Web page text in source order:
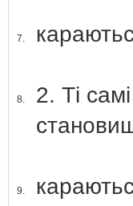
7.
8.
2. Ті
9.